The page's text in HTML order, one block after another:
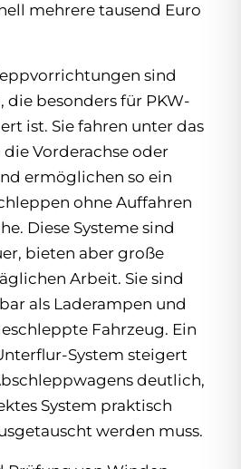
mehrere tausend Euro
sind
die besonders für PKW-
ist. Sie fahren unter das
die Vorderachse oder
ermöglichen so ein
ohne Auffahren
Diese Systeme sind
bieten aber große
Arbeit. Sie sind
als Laderampen und
Fahrzeug. Ein
System steigert
deutlich,
System praktisch
werden muss.